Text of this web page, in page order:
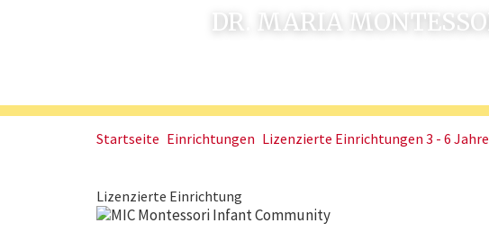
DR. MARIA
Startseite Einrichtungen Lizenzierte Einrichtungen 3 - 6 Jahre
Lizenzierte Einrichtung